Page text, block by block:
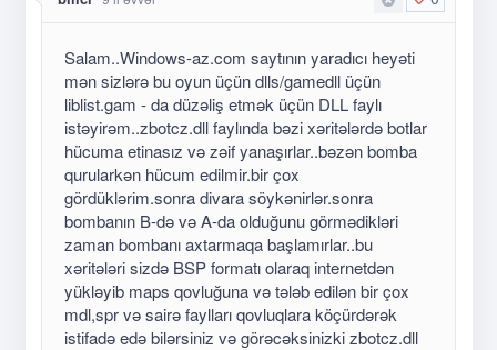
Salam..Windows-az.com saytının yaradıcı heyəti
mən sizlərə bu oyun üçün dlls/gamedll üçün
liblist.gam - da düzəliş etmək üçün DLL faylı
istəyirəm..zbotcz.dll faylında bəzi xəritələrdə botlar
hücuma etinasız və zəif yanaşırlar..bəzən bomba
qurularkən hücum edilmir.bir çox
gördüklərim.sonra divara söykənirlər.sonra
bombanın B-də və A-da olduğunu görmədikləri
zaman bombanı axtarmaqa başlamırlar..bu
xəritələri sizdə BSP formatı olaraq internetdən
yükləyib maps qovluğuna və tələb edilən bir çox
mdl,spr və sairə faylları qovluqlara köçürdərək
istifadə edə bilərsiniz və görəcəksinizki zbotcz.dll